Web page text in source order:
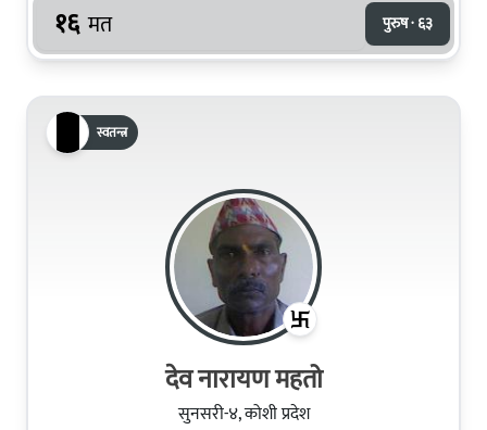
१६ मत पुरुष · ६३
स्वतन्त्र
देव नारायण महतो
सुनसरी-४, कोशी प्रदेश